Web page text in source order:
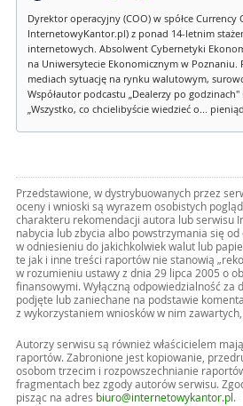
Dyrektor operacyjny (COO) w spółce Currency
InternetowyKantor.pl) z ponad 14-letnim
internetowych. Absolwent Cybernetyki
na Uniwersytecie Ekonomicznym w
mediach sytuację na rynku walutowym,
Współautor podcastu „Dealerzy po
„Wszystko, co chcielibyście wiedzieć o...
Przedstawione, w dystrybuowanych przez
oceny i wnioski są wyrazem osobistych
charakteru rekomendacji autora lub serwisu
nabycia lub zbycia albo powstrzymania się
w odniesieniu do jakichkolwiek walut lub
te jak i inne treści raportów nie stanowią
w rozumieniu ustawy z dnia 29 lipca 2005 o
finansowymi. Wyłączną odpowiedzialność za
podjęte lub zaniechane na podstawie
z wykorzystaniem wniosków w nim
Autorzy serwisu są również właścicielem
raportów. Zabronione jest kopiowanie,
osobom trzecim i rozpowszechnianie
fragmentach bez zgody autorów serwisu.
pisząc na adres biuro@internetowykantor.pl .